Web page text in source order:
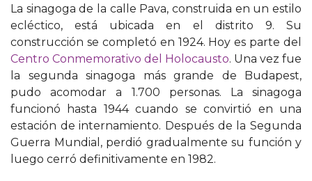
La sinagoga de la calle Pava, construida en un estilo
ecléctico, está ubicada en el distrito 9. Su
construcción se completó en 1924. Hoy es parte del
Centro Conmemorativo del Holocausto. Una vez fue
la segunda sinagoga más grande de Budapest,
pudo acomodar a 1.700 personas. La sinagoga
funcionó hasta 1944 cuando se convirtió en una
estación de internamiento. Después de la Segunda
Guerra Mundial, perdió gradualmente su función y
luego cerró definitivamente en 1982.